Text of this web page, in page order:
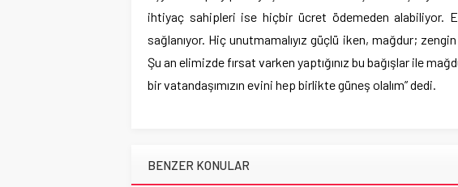
ihtiyaç sahipleri ise hiçbir ücret ödemeden alabiliyor.
sağlanıyor. Hiç unutmamalıyız güçlü iken, mağdur;
Şu an elimizde fırsat varken yaptığınız bu bağışlar ile
bir vatandaşımızın evini hep birlikte güneş olalım” dedi.
BENZER KONULAR